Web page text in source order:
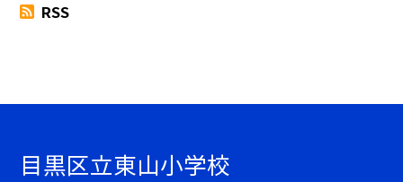
RSS
目黒区立東山小学校